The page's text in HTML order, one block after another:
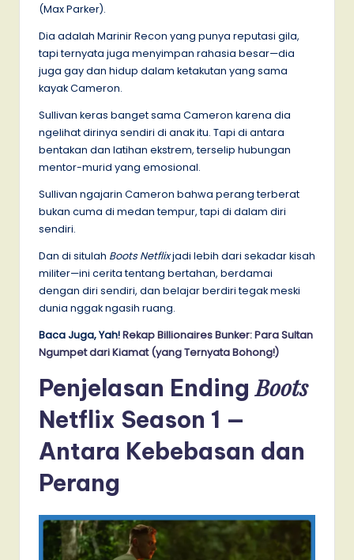
(Max Parker).
Dia adalah Marinir Recon yang punya reputasi gila,
tapi ternyata juga menyimpan rahasia besar—dia
juga gay dan hidup dalam ketakutan yang sama
kayak Cameron.
Sullivan keras banget sama Cameron karena dia
ngelihat dirinya sendiri di anak itu. Tapi di antara
bentakan dan latihan ekstrem, terselip hubungan
mentor-murid yang emosional.
Sullivan ngajarin Cameron bahwa perang terberat
bukan cuma di medan tempur, tapi di dalam diri
sendiri.
Dan di situlah Boots Netflixjadi lebih dari sekadar kisah
militer—ini cerita tentang bertahan, berdamai
dengan diri sendiri, dan belajar berdiri tegak meski
dunia nggak ngasih ruang.
Baca Juga, Yah!Rekap Billionaires Bunker: Para Sultan
Ngumpet dari Kiamat (yang Ternyata Bohong!)
Penjelasan EndingBoots
Netflix Season 1 —
Antara Kebebasan dan
Perang